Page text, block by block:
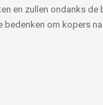
en zullen ondanks
bedenken om kopers